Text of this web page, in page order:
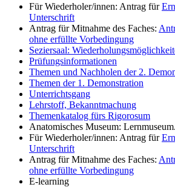
Für Wiederholer/innen: Antrag für
Unterschrift
Antrag für Mitnahme des Faches:
ohne erfüllte Vorbedingung
Seziersaal:
Prüfungsinformationen
Themen und Nachholen der 2.
Themen der 1. Demonstration
Unterrichtsgang
Lehrstoff, Bekanntmachung
Themenkatalog fürs Rigorosum
Anatomisches Museum: Lernmuseum.
Für Wiederholer/innen: Antrag für
Unterschrift
Antrag für Mitnahme des Faches:
ohne erfüllte Vorbedingung
E-learning